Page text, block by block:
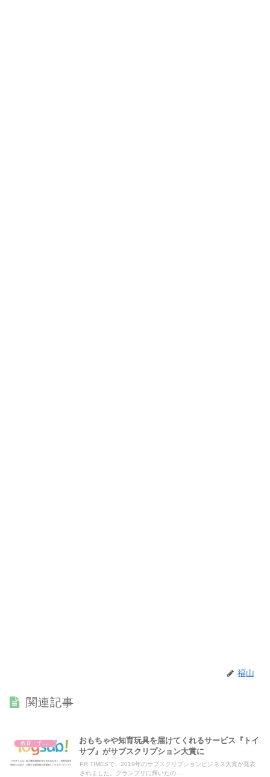
福山
関連記事
教育・子育て
おもちゃや知育玩具を届けてくれるサービス『トイ
サブ』がサブスクリプション大賞に
PR TIMESで、2019年のサブスクリプションビジネス大賞が発表
されました。グランプリに輝いたの...